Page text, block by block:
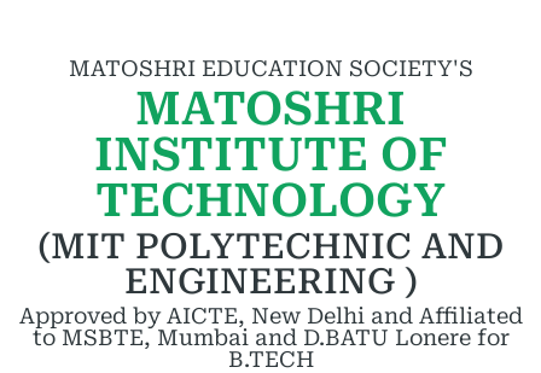
MATOSHRI EDUCATION SOCIETY'S
MATOSHRI
INSTITUTE OF
TECHNOLOGY
(MIT POLYTECHNIC AND
ENGINEERING )
Approved by AICTE, New Delhi and Affiliated
to MSBTE, Mumbai and D.BATU Lonere for
B.TECH